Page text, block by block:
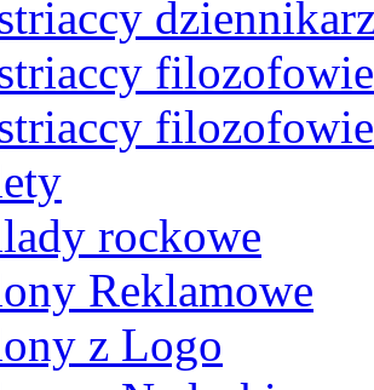
rockowe
Reklamowe
z Logo